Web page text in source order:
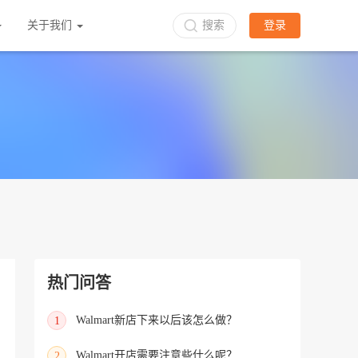
关于我们 搜索 登录
热门问答
1 Walmart新店下来以后该怎么做？
Walmart开店需要注意些什么呢？